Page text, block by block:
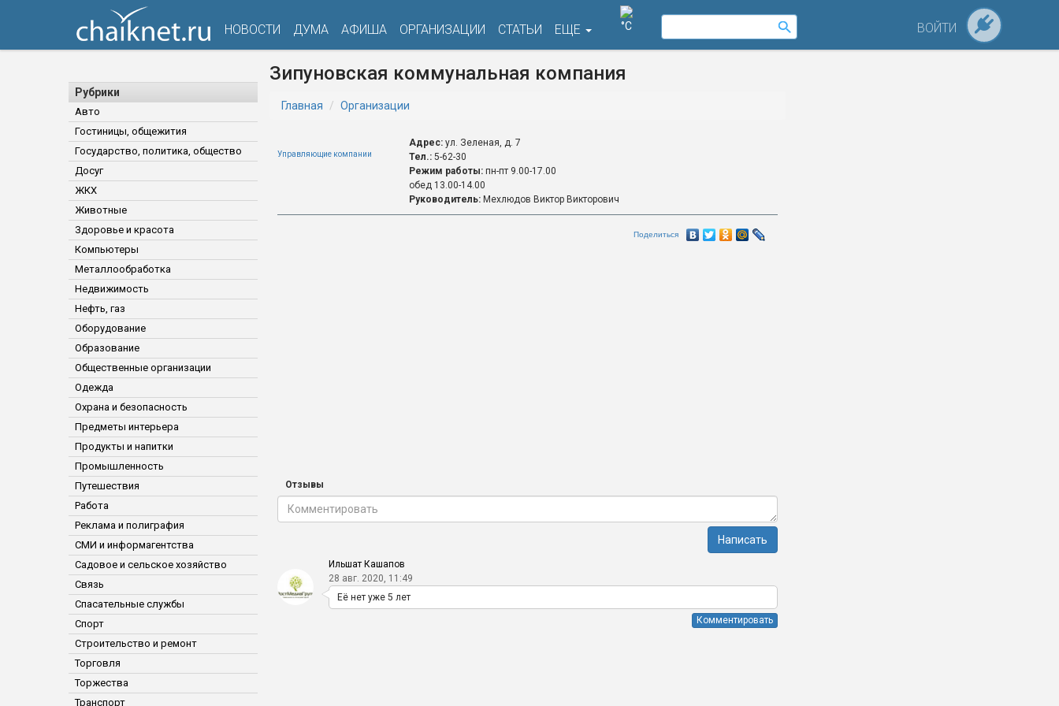
НОВОСТИ ДУМА АФИША ОРГАНИЗАЦИИ СТАТЬИ ЕЩЕ °C ВОЙТИ
Рубрики
Авто
Гостиницы, общежития
Государство, политика, общество
Досуг
ЖКХ
Животные
Здоровье и красота
Компьютеры
Металлообработка
Недвижимость
Нефть, газ
Оборудование
Образование
Общественные организации
Одежда
Охрана и безопасность
Предметы интерьера
Продукты и напитки
Промышленность
Путешествия
Работа
Реклама и полиграфия
СМИ и информагентства
Садовое и сельское хозяйство
Связь
Спасательные службы
Спорт
Строительство и ремонт
Торговля
Торжества
Транспорт
Зипуновская коммунальная компания
Главная Организации
Управляющие компании
Адрес: ул. Зеленая, д. 7
Тел.: 5-62-30
Режим работы: пн-пт 9.00-17.00
обед 13.00-14.00
Руководитель: Мехлюдов Виктор Викторович
Поделиться
Отзывы
Написать
Ильшат Кашапов
28 авг. 2020, 11:49
Её нет уже 5 лет
Комментировать